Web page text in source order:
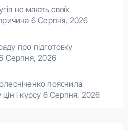
не мають своїх
6 Серпня, 2026
про підготовку
Серпня, 2026
пояснила
і курсу 6 Серпня, 2026